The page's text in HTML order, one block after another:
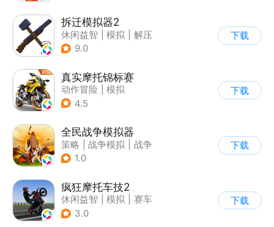
拆迁模拟器2
休闲益智 模拟
解压
| 卡通
9.0
下载
真实摩托锦标赛
动作冒险
模拟
| 摩托车
4.5
下载
全民战争模拟器
策略 战争模拟
战争
| 卡通
1.0
下载
疯狂摩托车技2
休闲益智 模拟
赛车
| 写实
3.0
下载